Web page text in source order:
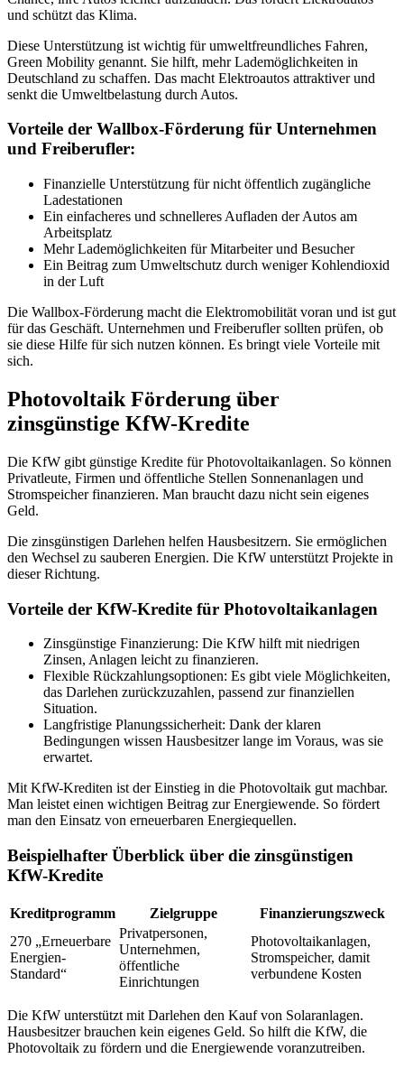
und schützt das Klima.
Diese Unterstützung ist wichtig für umweltfreundliches Fahren,
Green Mobility genannt. Sie hilft, mehr Lademöglichkeiten in
Deutschland zu schaffen. Das macht Elektroautos attraktiver und
senkt die Umweltbelastung durch Autos.
Vorteile der Wallbox-Förderung für Unternehmen
und Freiberufler:
Finanzielle Unterstützung für nicht öffentlich zugängliche
Ladestationen
Ein einfacheres und schnelleres Aufladen der Autos am
Arbeitsplatz
Mehr Lademöglichkeiten für Mitarbeiter und Besucher
Ein Beitrag zum Umweltschutz durch weniger Kohlendioxid
in der Luft
Die Wallbox-Förderung macht die Elektromobilität voran und ist gut
für das Geschäft. Unternehmen und Freiberufler sollten prüfen, ob
sie diese Hilfe für sich nutzen können. Es bringt viele Vorteile mit
sich.
Photovoltaik Förderung über
zinsgünstige KfW-Kredite
Die KfW gibt günstige Kredite für Photovoltaikanlagen. So können
Privatleute, Firmen und öffentliche Stellen Sonnenanlagen und
Stromspeicher finanzieren. Man braucht dazu nicht sein eigenes
Geld.
Die zinsgünstigen Darlehen helfen Hausbesitzern. Sie ermöglichen
den Wechsel zu sauberen Energien. Die KfW unterstützt Projekte in
dieser Richtung.
Vorteile der KfW-Kredite für Photovoltaikanlagen
Zinsgünstige Finanzierung: Die KfW hilft mit niedrigen
Zinsen, Anlagen leicht zu finanzieren.
Flexible Rückzahlungsoptionen: Es gibt viele Möglichkeiten,
das Darlehen zurückzuzahlen, passend zur finanziellen
Situation.
Langfristige Planungssicherheit: Dank der klaren
Bedingungen wissen Hausbesitzer lange im Voraus, was sie
erwartet.
Mit KfW-Krediten ist der Einstieg in die Photovoltaik gut machbar.
Man leistet einen wichtigen Beitrag zur Energiewende. So fördert
man den Einsatz von erneuerbaren Energiequellen.
Beispielhafter Überblick über die zinsgünstigen
KfW-Kredite
Kreditprogramm Zielgruppe
Finanzierungszweck
270 „Erneuerbare
Energien-
Standard“
Privatpersonen,
Unternehmen,
öffentliche
Einrichtungen
Photovoltaikanlagen,
Stromspeicher, damit
verbundene Kosten
Die KfW unterstützt mit Darlehen den Kauf von Solaranlagen.
Hausbesitzer brauchen kein eigenes Geld. So hilft die KfW, die
Photovoltaik zu fördern und die Energiewende voranzutreiben.